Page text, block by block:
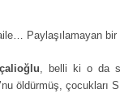
Paylaşılamayan
, belli ki o da
’nu öldürmüş, çocukları